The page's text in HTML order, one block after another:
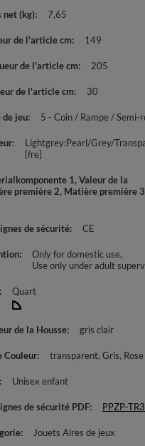
net (kg) 7,65
de l'article cm 149
de l'article cm 205
de l'article cm 30
de jeu 5 - Coin / Rampe / Semi-
Lightgrey:Pearl/Grey/
[fre]
1, Valeur de la
première 2, Matière première 3
de sécurité CE
Only for domestic use
Use only under adult
Quart
de la Housse gris clair
Couleur transparent Gris
Unisex enfant
de sécurité PDF PPZP-
Jouets Aires de jeux